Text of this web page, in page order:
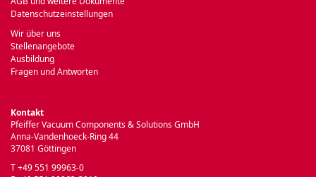
Datenschutzeinstellungen
Wir über uns
Stellenangebote
Ausbildung
Fragen und Antworten
Kontakt
Pfeiffer Vacuum Components & Solutions GmbH
Anna-Vandenhoeck-Ring 44
37081 Göttingen
T +49 551 99963-0